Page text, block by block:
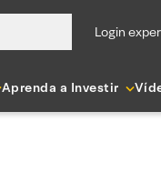
login
Aprenda a Investir